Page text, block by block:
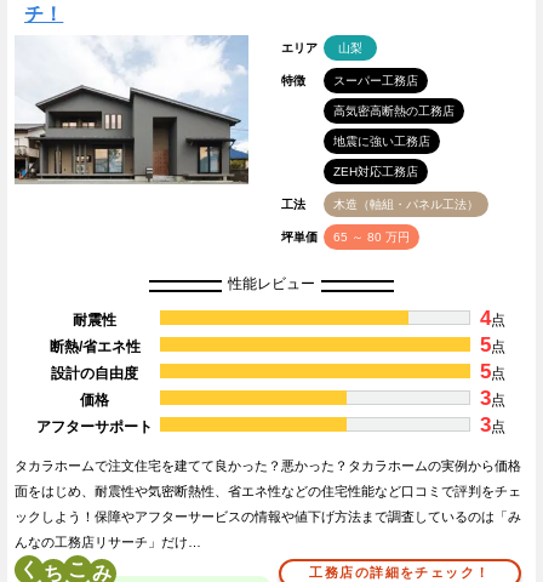
チ！
エリア 山梨
特徴 スーパー工務店
高気密高断熱の工務店
地震に強い工務店
ZEH対応工務店
工法 木造（軸組・パネル工法）
坪単価 65 ～ 80 万円
性能レビュー
耐震性 4点
断熱/省エネ性
5点
設計の自由度
5点
価格
3点
アフターサポート
3点
タカラホームで注文住宅を建てて良かった？悪かった？タカラホームの実例から価格
面をはじめ、耐震性や気密断熱性、省エネ性などの住宅性能など口コミで評判をチェ
ックしよう！保障やアフターサービスの情報や値下げ方法まで調査しているのは「み
んなの工務店リサーチ」だけ…
く こ 工務店の詳細をチェック！